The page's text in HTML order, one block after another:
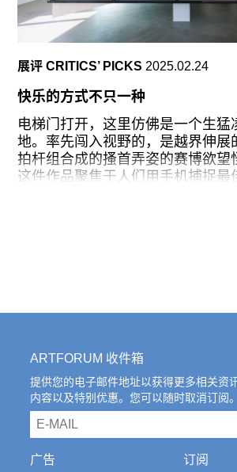
暴力的不适感。《嬢猕解剖图》从
经网络一字排开，Nyami已从两人
氛围。四组《嬢猕陆地⻛景图》将
绘画与原始摄影分置墙体两侧。延
式，让记忆获得了更长的发酵时间
摄影作为封面的磁带，被安放在墙
——如同洞穴或佛龛——诉说着稀
展评 CRITICS’ PICKS 2025.02.24
快乐的方式不只一种
电梯门打开，这里仿佛是一个生猛
地。率先闯入视野的，是越界伸展
拍杆组合成的搔首弄姿的赛博欲望
这件作品聚焦于人们用手机捕捉最
分隔成倒转的房屋轮廓，以呼应香
地。这种空间关系预示着展览即将
文。空间概念取意于人体九“窍”，
现址的九扇窗悉数曝光。“孔洞”隐
的双重机能，来自香港、周边地区
被忽视的历史、社会与文化纠葛一
览尝试探讨在离散与含混中嫁接生
及其“快乐”的方式。
ARTFORUM 收件箱
提供您的电子邮件地址以获得更多相关资
内容以及特别优惠。您可以随时取消订阅。
email
广告 订阅